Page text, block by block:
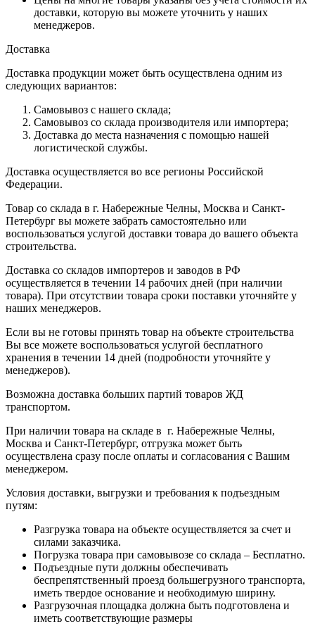
доставки, которую вы можете уточнить у наших
менеджеров.
Доставка
Доставка продукции может быть осуществлена одним из
следующих вариантов:
Самовывоз с нашего склада;
Самовывоз со склада производителя или импортера;
Доставка до места назначения с помощью нашей
логистической службы.
Доставка осуществляется во все регионы Российской
Федерации.
Товар со склада в г. Набережные Челны, Москва и Санкт-
Петербург вы можете забрать самостоятельно или
воспользоваться услугой доставки товара до вашего объекта
строительства.
Доставка со складов импортеров и заводов в РФ
осуществляется в течении 14 рабочих дней (при наличии
товара). При отсутствии товара сроки поставки уточняйте у
наших менеджеров.
Если вы не готовы принять товар на объекте строительства
Вы все можете воспользоваться услугой бесплатного
хранения в течении 14 дней (подробности уточняйте у
менеджеров).
Возможна доставка больших партий товаров ЖД
транспортом.
При наличии товара на складе в г. Набережные Челны,
Москва и Санкт-Петербург, отгрузка может быть
осуществлена сразу после оплаты и согласования с Вашим
менеджером.
Условия доставки, выгрузки и требования к подъездным
путям:
Разгрузка товара на объекте осуществляется за счет и
силами заказчика.
Погрузка товара при самовывозе со склада – Бесплатно.
Подъездные пути должны обеспечивать
беспрепятственный проезд большегрузного транспорта,
иметь твердое основание и необходимую ширину.
Разгрузочная площадка должна быть подготовлена и
иметь соответствующие размеры